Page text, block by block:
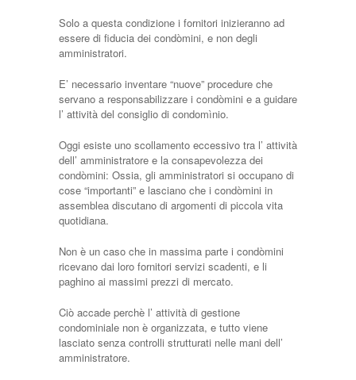
Solo a questa condizione i fornitori inizieranno ad
essere di fiducia dei condòmini, e non degli
amministratori.
E’ necessario inventare “nuove” procedure che
servano a responsabilizzare i condòmini e a guidare
l’ attività del consiglio di condomìnio.
Oggi esiste uno scollamento eccessivo tra l’ attività
dell’ amministratore e la consapevolezza dei
condòmini: Ossia, gli amministratori si occupano di
cose “importanti” e lasciano che i condòmini in
assemblea discutano di argomenti di piccola vita
quotidiana.
Non è un caso che in massima parte i condòmini
ricevano dai loro fornitori servizi scadenti, e li
paghino ai massimi prezzi di mercato.
Ciò accade perchè l’ attività di gestione
condominiale non è organizzata, e tutto viene
lasciato senza controlli strutturati nelle mani dell’
amministratore.